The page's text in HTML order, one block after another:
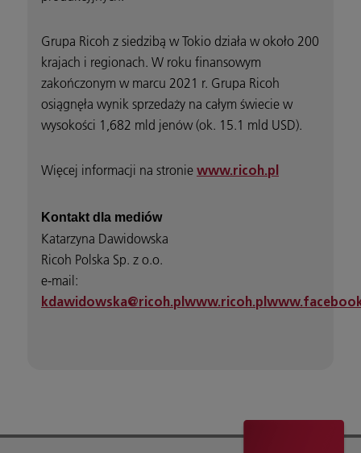
Grupa Ricoh z siedzibą w Tokio działa w około 200
krajach i regionach. W roku finansowym
zakończonym w marcu 2021 r. Grupa Ricoh
osiągnęła wynik sprzedaży na całym świecie w
wysokości 1,682 mld jenów (ok. 15.1 mld USD).
Więcej informacji na stronie www.ricoh.pl
Kontakt dla mediów
Katarzyna Dawidowska
Ricoh Polska Sp. z o.o.
e-mail:
kdawidowska@ricoh.pl www.ricoh.pl